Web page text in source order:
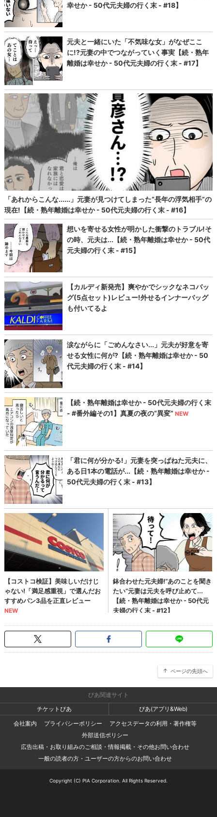
ページの先頭へ
ぴあ関連サイト
チケットぴあ
ぴあ(アプリ&Web)
会社案内
プライバシーポリシー
アクセスデータの利用・著作権等
外部送信ポリシー
広告出稿・お取り組みのご相談・情報掲載・その他お問い合わせ
一般の読者の方・ユーザーの方からのお問い合わせ
Copyright (C) PIA Corporation. All Rights Reserved.